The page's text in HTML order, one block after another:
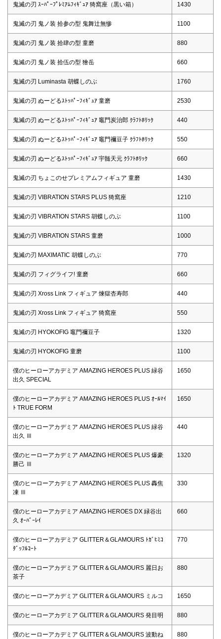
鬼滅の刃 ｽｰﾊﾟｰﾌﾟﾚﾐｱﾑﾌｨｷﾞｭｱ 猗窩座（黒い箱） 1430
鬼滅の刃 鬼ノ装 拾参の型 鬼舞辻無惨 1100
鬼滅の刃 鬼ノ装 拾肆の型 童磨 880
鬼滅の刃 鬼ノ装 拾伍の型 獪岳 660
鬼滅の刃 Luminasta 胡蝶しのぶ 1760
鬼滅の刃 ぬーどるｽﾄｯﾊﾟｰﾌｨｷﾞｭｱ 童磨 2530
鬼滅の刃 ぬーどるｽﾄｯﾊﾟｰﾌｨｷﾞｭｱ 竈門炭治郎 ｸﾗﾌﾄﾎﾘｯｸ 440
鬼滅の刃 ぬーどるｽﾄｯﾊﾟｰﾌｨｷﾞｭｱ 竈門禰豆子 ｸﾗﾌﾄﾎﾘｯｸ 550
鬼滅の刃 ぬーどるｽﾄｯﾊﾟｰﾌｨｷﾞｭｱ 宇髄天元 ｸﾗﾌﾄﾎﾘｯｸ 660
鬼滅の刃 ちょこのせプレミアムフィギュア 童磨 1430
鬼滅の刃 VIBRATION STARS PLUS 猗窩座 1210
鬼滅の刃 VIBRATION STARS 胡蝶しのぶ 1100
鬼滅の刃 VIBRATION STARS 童磨 1000
鬼滅の刃 MAXIMATIC 胡蝶しのぶ 770
鬼滅の刃 フィグライフ! 童磨 660
鬼滅の刃 Xross Link フィギュア 煉獄杏寿郎 440
鬼滅の刃 Xross Link フィギュア 猗窩座 550
鬼滅の刃 HYOKOFIG 竈門禰豆子 1320
鬼滅の刃 HYOKOFIG 童磨 1100
僕のヒーローアカデミア AMAZING HEROES PLUS 緑谷
出久 SPECIAL
1650
僕のヒーローアカデミア AMAZING HEROES PLUS ｵｰﾙﾏｲ
ﾄ TRUE FORM
1650
僕のヒーローアカデミア AMAZING HEROES PLUS 緑谷
出久 Ⅲ
440
僕のヒーローアカデミア AMAZING HEROES PLUS 爆豪
勝己 Ⅲ
1320
僕のヒーローアカデミア AMAZING HEROES PLUS 轟焦
凍 Ⅲ
330
僕のヒーローアカデミア AMAZING HEROES DX 緑谷出
久 ｵｰﾊﾞｰﾚｲ
660
僕のヒーローアカデミア GLITTER＆GLAMOURS ﾄｶﾞﾋﾐｺ
ﾀﾞｯﾌﾙｺｰﾄ
770
僕のヒーローアカデミア GLITTER＆GLAMOURS 麗日お
茶子
880
僕のヒーローアカデミア GLITTER＆GLAMOURS ミルコ 1650
僕のヒーローアカデミア GLITTER＆GLAMOURS 発目明 880
僕のヒーローアカデミア GLITTER＆GLAMOURS 波動ね
880